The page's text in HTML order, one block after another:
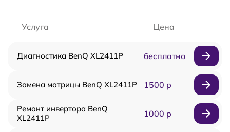
Услуга Цена
Диагностика BenQ XL2411P бесплатно
Замена матрицы BenQ XL2411P 1500 р
Ремонт инвертора BenQ
XL2411P
1000 р